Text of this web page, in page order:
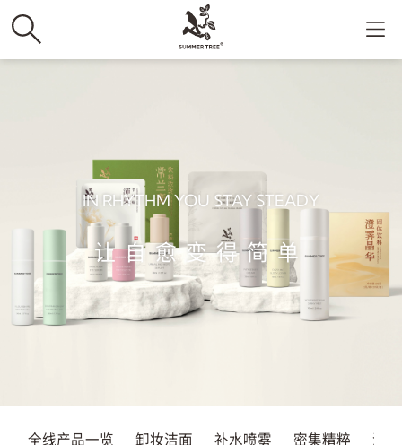
IN RHYTHM YOU STAY STEADY
让自愈变得简单
全线产品一览 卸妆洁面 补水喷雾 密集精粹 滋